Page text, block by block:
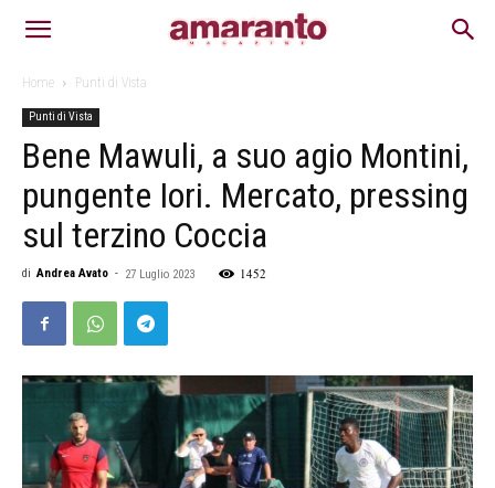
Home Punti di Vista
Punti di Vista
Bene Mawuli, a suo agio Montini,
pungente Iori. Mercato, pressing
sul terzino Coccia
di Andrea Avato - 27 Luglio 2023 1452